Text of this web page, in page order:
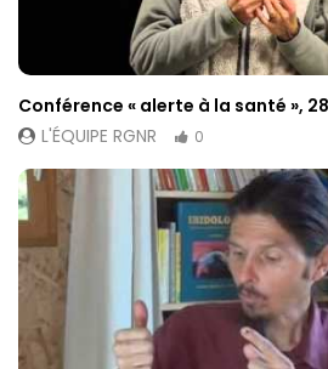
Conférence « alerte à la santé »,
L'ÉQUIPE RGNR
0